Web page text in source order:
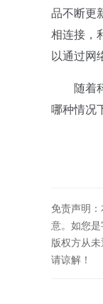
品不断更
相连接，
以通过网
随着科
哪种情况
免责声明
意。如您
版权方从
请谅解！